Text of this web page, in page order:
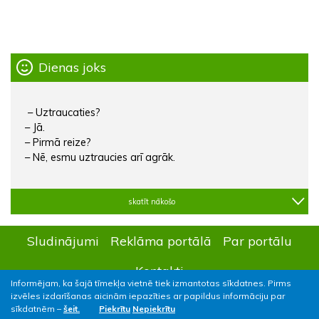
Informējam, ka šajā tīmekļa vietnē tiek izmantotas sīkdatnes. Pirms
izvēles izdarīšanas aicinām iepazīties ar papildus informāciju par
sīkdatnēm – šeit. Piekrītu Nepiekrītu
Dienas joks
– Uztraucaties?
– Jā.
– Pirmā reize?
– Nē, esmu uztraucies arī agrāk.
skatīt nākošo
Sludinājumi Reklāma portālā
Par portālu
Kontakti